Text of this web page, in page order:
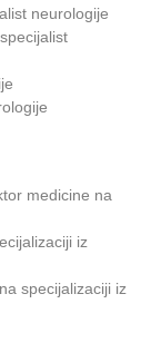
neurologije
medicine na
iz
specijalizaciji iz